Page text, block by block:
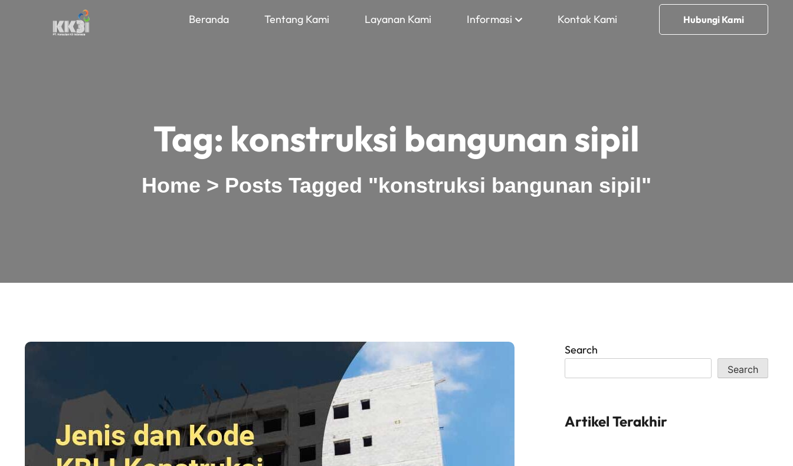
Beranda Tentang Kami Layanan Kami Informasi Kontak Kami Hubungi Kami
Tag: konstruksi bangunan sipil
Home > Posts Tagged "konstruksi bangunan sipil"
Search
Search
Artikel Terakhir